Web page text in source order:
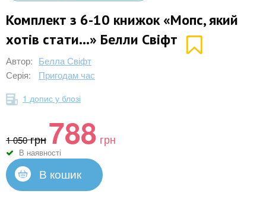
Комплект з 6-10 книжок «Мопс, який
хотів стати...» Белли Свіфт
Автор: Белла Свіфт
Серія:
Пригодам час
1 допис у блозі
1 050грн788 грн
В наявності
В кошик